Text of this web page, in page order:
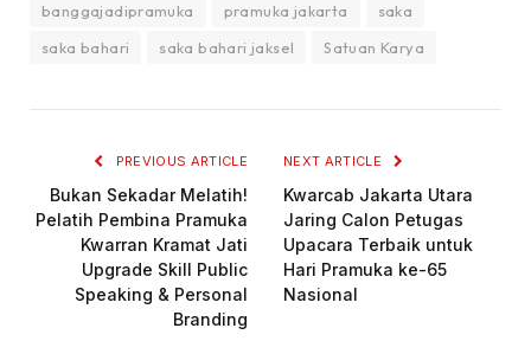
banggajadipramuka pramuka jakarta
saka
saka bahari
saka bahari jaksel Satuan Karya
PREVIOUS ARTICLE
Bukan Sekadar Melatih!
Pelatih Pembina Pramuka
Kwarran Kramat Jati
Upgrade Skill Public
Speaking & Personal
Branding
NEXT ARTICLE
Kwarcab Jakarta Utara
Jaring Calon Petugas
Upacara Terbaik untuk
Hari Pramuka ke-65
Nasional